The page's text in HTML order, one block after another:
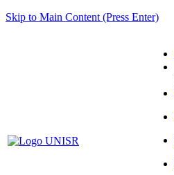
Skip to Main Content (Press Enter)